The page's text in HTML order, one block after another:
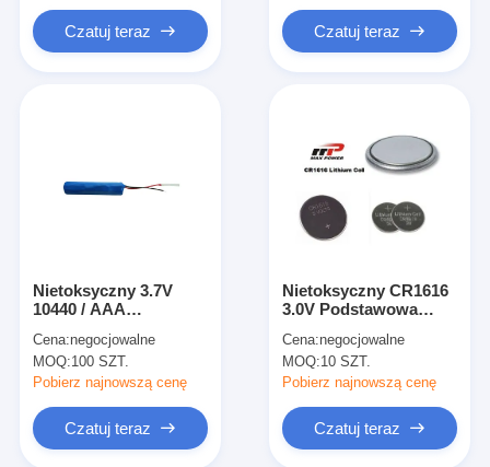
Czatuj teraz Czatuj teraz
Nietoksyczny 3.7V
10440 / AAA
akumulator litowy z
obwodem ochronnym
Cena:negocjowalne
MOQ:100 SZT.
Pobierz najnowszą cenę
Czatuj teraz
Nietoksyczny CR1616
3.0V Podstawowa
50mAh na karty
muzyczne
Cena:negocjowalne
MOQ:10 SZT.
Pobierz najnowszą cenę
Czatuj teraz